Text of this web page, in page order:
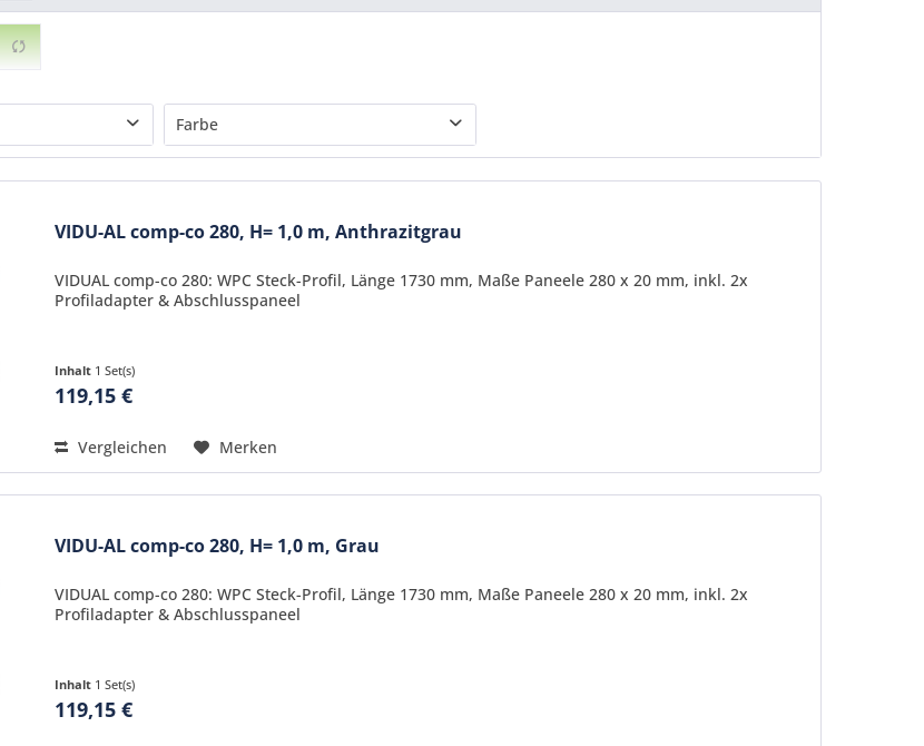
Farbe
braun
RAL7016 anthrazit
VIDU-AL comp-co 280, H= 1,0 m, Anthrazitgrau
VIDUAL comp-co 280: WPC Steck-Profil, Länge 1730 mm, Maße Paneele 280 x 20 mm, inkl. 2x
Profiladapter & Abschlusspaneel
Inhalt 1 Set(s)
119,15 €
Vergleichen Merken
VIDU-AL comp-co 280, H= 1,0 m, Grau
VIDUAL comp-co 280: WPC Steck-Profil, Länge 1730 mm, Maße Paneele 280 x 20 mm, inkl. 2x
Profiladapter & Abschlusspaneel
Inhalt 1 Set(s)
119,15 €